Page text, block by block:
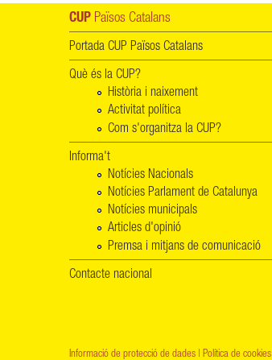
CUP Països Catalans
Portada CUP Països Catalans
Què és la CUP?
Història i naixement
Activitat política
Com s'organitza la CUP?
Informa't
Notícies Nacionals
Notícies Parlament de Catalunya
Notícies municipals
Articles d'opinió
Premsa i mitjans de comunicació
Contacte nacional
Informació de protecció de dades Política de cookies